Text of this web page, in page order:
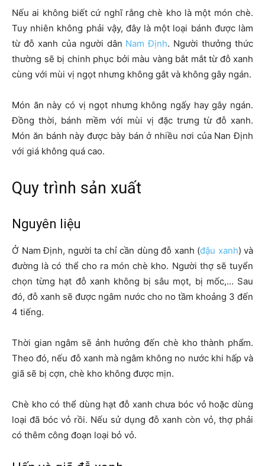
Nếu ai không biết cứ nghĩ rằng chè kho là một món chè.
Tuy nhiên không phải vậy, đây là một loại bánh được làm
từ đỗ xanh của người dân Nam Định. Người thưởng thức
thường sẽ bị chinh phục bởi màu vàng bắt mắt từ đỗ xanh
cùng với mùi vị ngọt nhưng không gắt và không gây ngán.
Món ăn này có vị ngọt nhưng không ngấy hay gây ngán.
Đồng thời, bánh mềm với mùi vị đặc trưng từ đỗ xanh.
Món ăn bánh này được bày bán ở nhiều nơi của Nan Định
với giá không quá cao.
Quy trình sản xuất
Nguyên liệu
Ở Nam Định, người ta chỉ cần dùng đỗ xanh (đậu xanh) và
đường là có thể cho ra món chè kho. Người thợ sẽ tuyển
chọn từng hạt đỗ xanh không bị sâu mọt, bị mốc,… Sau
đó, đỗ xanh sẽ được ngâm nước cho no tầm khoảng 3 đến
4 tiếng.
Thời gian ngâm sẽ ảnh hưởng đến chè kho thành phẩm.
Theo đó, nếu đỗ xanh mà ngâm không no nước khi hấp và
giã sẽ bị cợn, chè kho không được mịn.
Chè kho có thể dùng hạt đỗ xanh chưa bóc vỏ hoặc dùng
loại đã bóc vỏ rồi. Nếu sử dụng đỗ xanh còn vỏ, thợ phải
có thêm công đoạn loại bỏ vỏ.